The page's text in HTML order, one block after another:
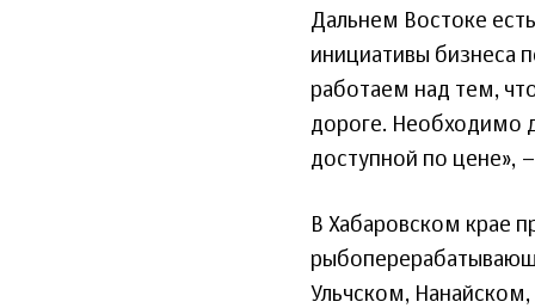
Дальнем Востоке
инициативы бизнеса
работаем над тем,
дороге. Необходимо
доступной по цене»,
В Хабаровском крае
Ульчском,